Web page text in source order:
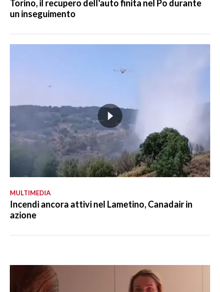
Torino, il recupero dell'auto finita nel Po durante
un inseguimento
MULTIMEDIA
Incendi ancora attivi nel Lametino, Canadair in
azione